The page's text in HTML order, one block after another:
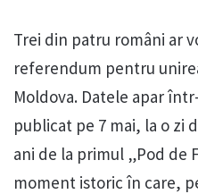
Trei din patru români ar
referendum pentru
Moldova. Datele apar
publicat pe 7 mai, la o zi
ani de la primul „Pod de
moment istoric în care,